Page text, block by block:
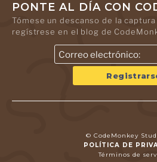
PONTE AL DÍA CON
Tómese un descanso de la
regístrese en el blog de
© CodeMonkey
POLÍTICA DE
Términos de